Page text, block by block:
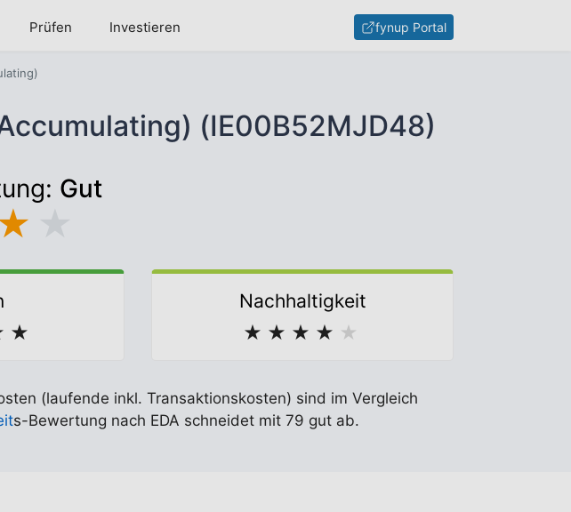
Prüfen Investieren fynup Portal
(IE00B52MJD48)
Gut
★
Nachhaltigkeit
★ ★ ★ ★ ★
(laufende inkl. Transaktionskosten) sind im Vergleich
s-Bewertung nach EDA schneidet mit 79 gut ab.